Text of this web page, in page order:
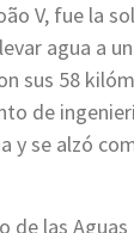
V, fue la
agua a
sus 58
de
y se alzó